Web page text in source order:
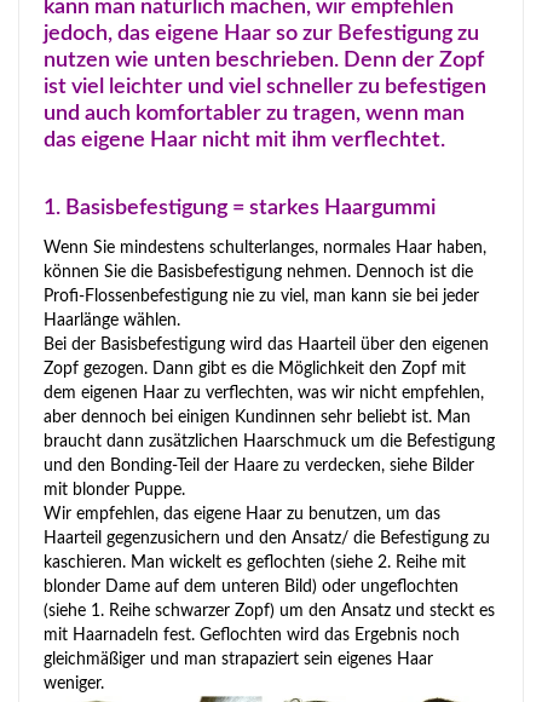
kann man natürlich machen, wir empfehlen
jedoch, das eigene Haar so zur Befestigung zu
nutzen wie unten beschrieben. Denn der Zopf
ist viel leichter und viel schneller zu befestigen
und auch komfortabler zu tragen, wenn man
das eigene Haar nicht mit ihm verflechtet.
1. Basisbefestigung = starkes Haargummi
Wenn Sie mindestens schulterlanges, normales Haar haben,
können Sie die Basisbefestigung nehmen. Dennoch ist die
Profi-Flossenbefestigung nie zu viel, man kann sie bei jeder
Haarlänge wählen.
Bei der Basisbefestigung wird das Haarteil über den eigenen
Zopf gezogen. Dann gibt es die Möglichkeit den Zopf mit
dem eigenen Haar zu verflechten, was wir nicht empfehlen,
aber dennoch bei einigen Kundinnen sehr beliebt ist. Man
braucht dann zusätzlichen Haarschmuck um die Befestigung
und den Bonding-Teil der Haare zu verdecken, siehe Bilder
mit blonder Puppe.
Wir empfehlen, das eigene Haar zu benutzen, um das
Haarteil gegenzusichern und den Ansatz/ die Befestigung zu
kaschieren. Man wickelt es geflochten (siehe 2. Reihe mit
blonder Dame auf dem unteren Bild) oder ungeflochten
(siehe 1. Reihe schwarzer Zopf) um den Ansatz und steckt es
mit Haarnadeln fest. Geflochten wird das Ergebnis noch
gleichmäßiger und man strapaziert sein eigenes Haar
weniger.